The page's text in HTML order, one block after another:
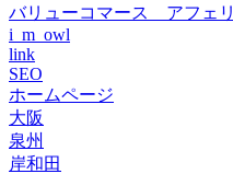
バリューコマース アフェリ
i_m_owl
link
SEO
ホームページ
大阪
泉州
岸和田